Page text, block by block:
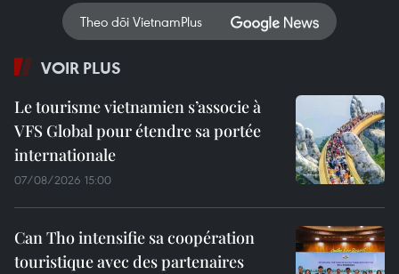
Theo dõi VietnamPlus
VOIR PLUS
Le tourisme vietnamien s’associe à
VFS Global pour étendre sa portée
internationale
07/08/2026 15:00
Can Tho intensifie sa coopération
touristique avec des partenaires